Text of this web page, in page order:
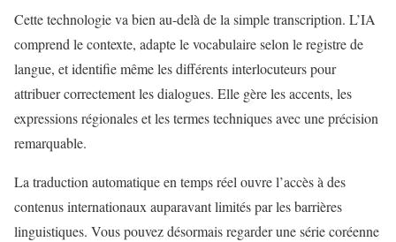
Cette technologie va bien au-delà de la simple transcription. L’IA
comprend le contexte, adapte le vocabulaire selon le registre de
langue, et identifie même les différents interlocuteurs pour
attribuer correctement les dialogues. Elle gère les accents, les
expressions régionales et les termes techniques avec une précision
remarquable.
La traduction automatique en temps réel ouvre l’accès à des
contenus internationaux auparavant limités par les barrières
linguistiques. Vous pouvez désormais regarder une série coréenne